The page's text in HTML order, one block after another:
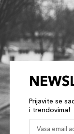
Prijavite se
i trendovima!